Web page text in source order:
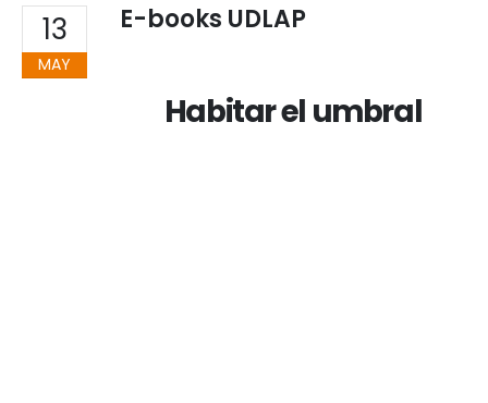
13
MAY
E-books UDLAP
Habitar el umbral